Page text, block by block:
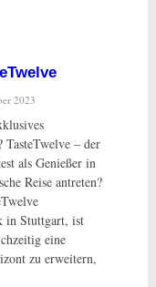
2023
TasteTwelve – der
als Genießer in
Reise antreten?
in Stuttgart, ist
eine
zu erweitern,